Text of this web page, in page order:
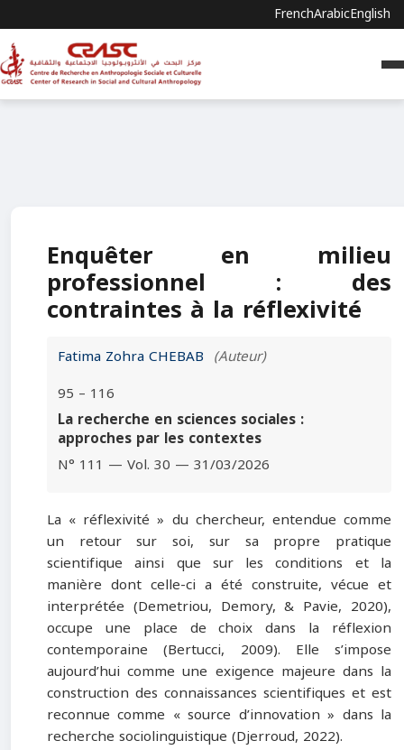
FrenchArabicEnglish
Enquêter en milieu
professionnel : des
contraintes à la réflexivité
Fatima Zohra CHEBAB (Auteur)
95 – 116
La recherche en sciences sociales :
approches par les contextes
N° 111 — Vol. 30 — 31/03/2026
La « réflexivité » du chercheur, entendue comme
un retour sur soi, sur sa propre pratique
scientifique ainsi que sur les conditions et la
manière dont celle-ci a été construite, vécue et
interprétée (Demetriou, Demory, & Pavie, 2020),
occupe une place de choix dans la réflexion
contemporaine (Bertucci, 2009). Elle s’impose
aujourd’hui comme une exigence majeure dans la
construction des connaissances scientifiques et est
reconnue comme « source d’innovation » dans la
recherche sociolinguistique (Djerroud, 2022).